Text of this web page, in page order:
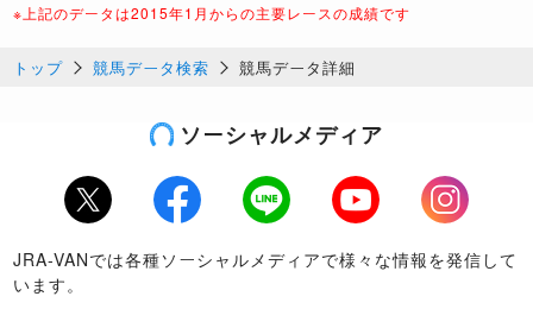
※上記のデータは2015年1月からの主要レースの成績です
トップ 競馬データ検索 競馬データ詳細
ソーシャルメディア
Twitter Facebook LINE Youtube
Instagram
JRA-VANでは各種ソーシャルメディアで様々な情報を発信して
います。